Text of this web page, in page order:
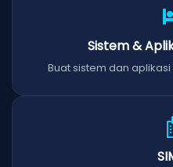
Sistem &
Buat sistem dan